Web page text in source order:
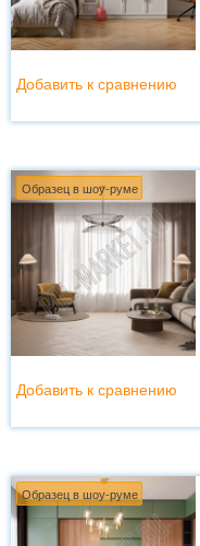
Добавить к сравнению
Образец в шоу-руме
Добавить к сравнению
Образец в шоу-руме